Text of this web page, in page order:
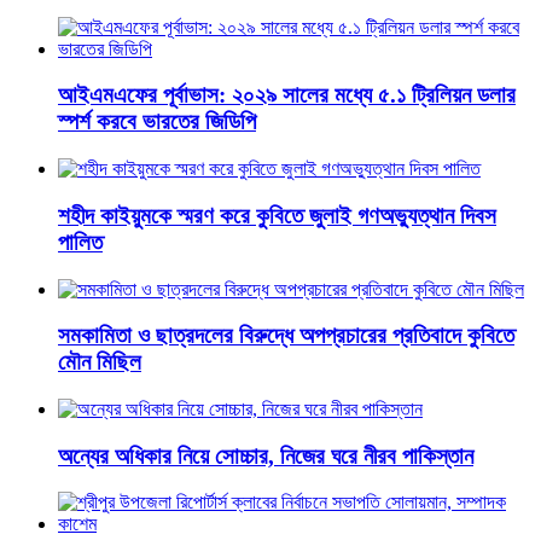
​আইএমএফের পূর্বাভাস: ২০২৯ সালের মধ্যে ৫.১ ট্রিলিয়ন ডলার
স্পর্শ করবে ভারতের জিডিপি
শহীদ কাইয়ুমকে স্মরণ করে কুবিতে জুলাই গণঅভ্যুত্থান দিবস
পালিত
সমকামিতা ও ছাত্রদলের বিরুদ্ধে অপপ্রচারের প্রতিবাদে কুবিতে
মৌন মিছিল
অন্যের অধিকার নিয়ে সোচ্চার, নিজের ঘরে নীরব পাকিস্তান